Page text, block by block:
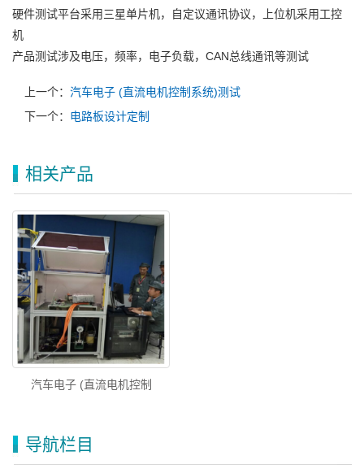
硬件测试平台采用三星单片机，自定议通讯协议，上位机采用工控
机
产品测试涉及电压，频率，电子负载，CAN总线通讯等测试
上一个： 汽车电子 (直流电机控制系统)测试
下一个： 电路板设计定制
相关产品
汽车电子 (直流电机控制
导航栏目